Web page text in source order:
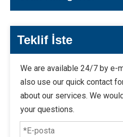
Teklif İste
We are available 24/7 by e-
also use our quick contact
about our services. We
your questions.